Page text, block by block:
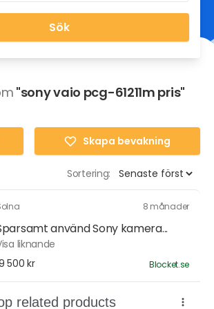
Sök
"sony vaio pcg-61211m pris"
Skapa bevakning
Sortering:
8 månader
använd Sony kamera...
liknande
500 kr
Blocket.se